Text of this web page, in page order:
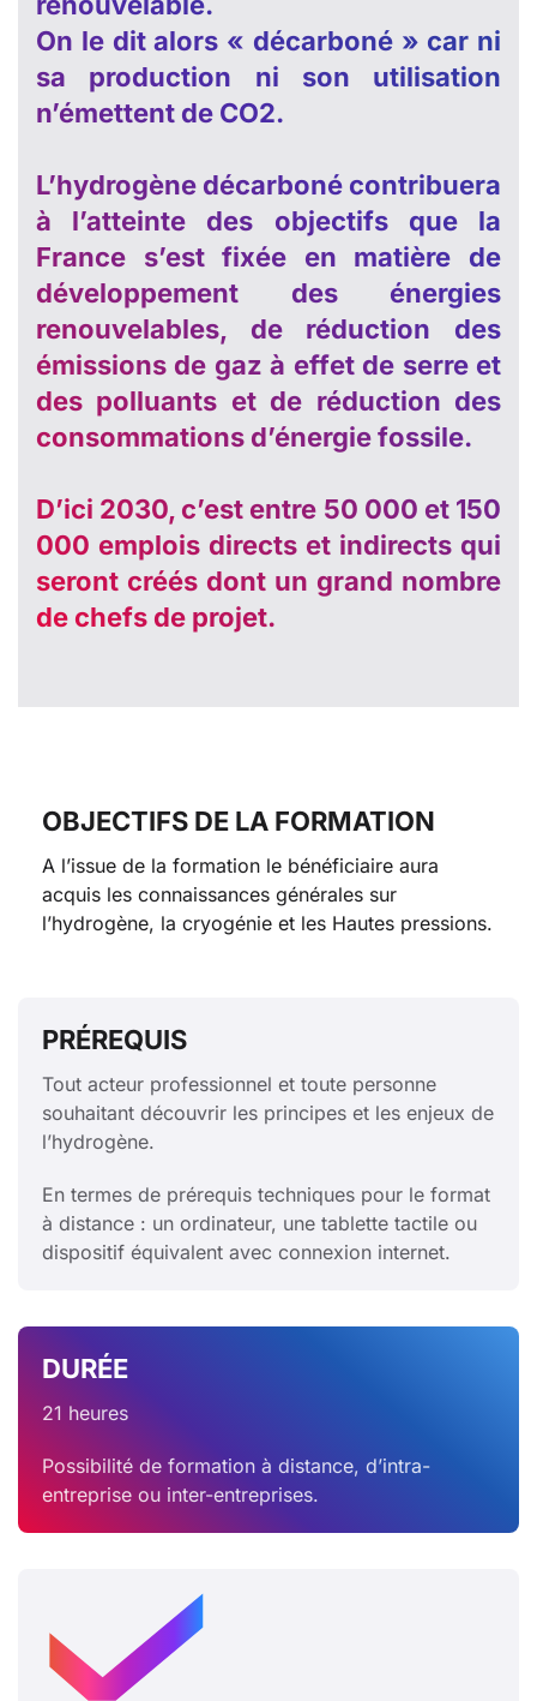
On le dit alors « décarboné » car ni
sa production ni son utilisation
n’émettent de CO2.
L’hydrogène décarboné contribuera
à l’atteinte des objectifs que la
France s’est fixée en matière de
développement des énergies
renouvelables, de réduction des
émissions de gaz à effet de serre et
des polluants et de réduction des
consommations d’énergie fossile.
D’ici 2030, c’est entre 50 000 et 150
000 emplois directs et indirects qui
seront créés dont un grand nombre
de chefs de projet.
OBJECTIFS DE LA FORMATION
A l’issue de la formation le bénéficiaire aura
acquis les connaissances générales sur
l’hydrogène, la cryogénie et les Hautes pressions.
PRÉREQUIS
Tout acteur professionnel et toute personne
souhaitant découvrir les principes et les enjeux de
l’hydrogène.
En termes de prérequis techniques pour le format
à distance : un ordinateur, une tablette tactile ou
dispositif équivalent avec connexion internet.
DURÉE
21 heures
Possibilité de formation à distance, d’intra-
entreprise ou inter-entreprises.